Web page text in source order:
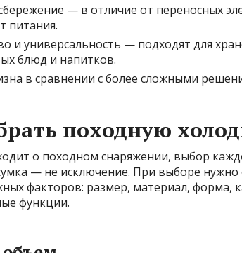
— в отличие от переносных
питания.
и универсальность — подходят для
блюд и напитков.
в сравнении с более сложными
походную
о походном снаряжении, выбор
— не исключение. При выборе
факторов: размер, материал, форма,
функции.